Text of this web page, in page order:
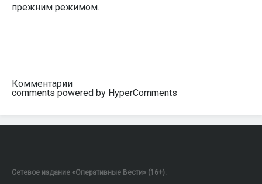
прежним режимом.
Комментарии
comments powered by HyperComments
Сетевое издание «Оперативные Вести» (16+).